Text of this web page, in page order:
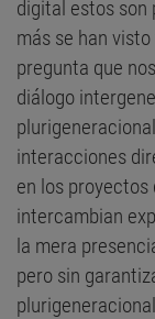
digital estos son
más se han
pregunta que
diálogo
interacciones
en los proyectos
intercambian
la mera
pero sin